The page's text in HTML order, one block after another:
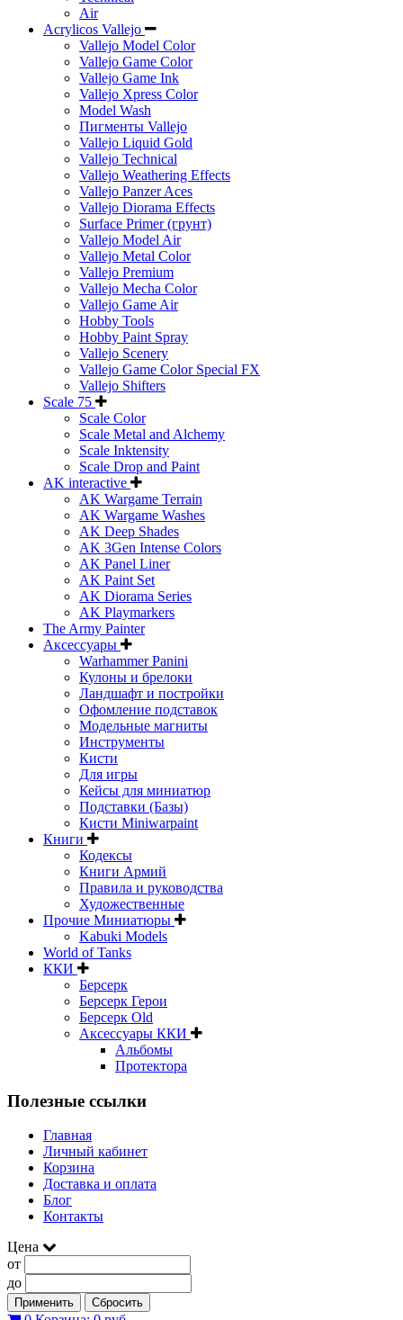
Air
Acrylicos Vallejo
Vallejo Model Color
Vallejo Game Color
Vallejo Game Ink
Vallejo Xpress Color
Model Wash
Пигменты Vallejo
Vallejo Liquid Gold
Vallejo Technical
Vallejo Weathering Effects
Vallejo Panzer Aces
Vallejo Diorama Effects
Surface Primer (грунт)
Vallejo Model Air
Vallejo Metal Color
Vallejo Premium
Vallejo Mecha Color
Vallejo Game Air
Hobby Tools
Hobby Paint Spray
Vallejo Scenery
Vallejo Game Color Special FX
Vallejo Shifters
Scale 75
Scale Color
Scale Metal and Alchemy
Scale Inktensity
Scale Drop and Paint
AK interactive
AK Wargame Terrain
AK Wargame Washes
AK Deep Shades
AK 3Gen Intense Colors
AK Panel Liner
AK Paint Set
AK Diorama Series
AK Playmarkers
The Army Painter
Аксессуары
Warhammer Panini
Кулоны и брелоки
Ландшафт и постройки
Офомление подставок
Модельные магниты
Инструменты
Кисти
Для игры
Кейсы для миниатюр
Подставки (Базы)
Кисти Miniwarpaint
Книги
Кодексы
Книги Армий
Правила и руководства
Художественные
Прочие Миниатюры
Kabuki Models
World of Tanks
ККИ
Берсерк
Берсерк Герои
Берсерк Old
Аксессуары ККИ
Альбомы
Протектора
Полезные ссылки
Главная
Личный кабинет
Корзина
Доставка и оплата
Блог
Контакты
Цена
от
до
Применить Сбросить